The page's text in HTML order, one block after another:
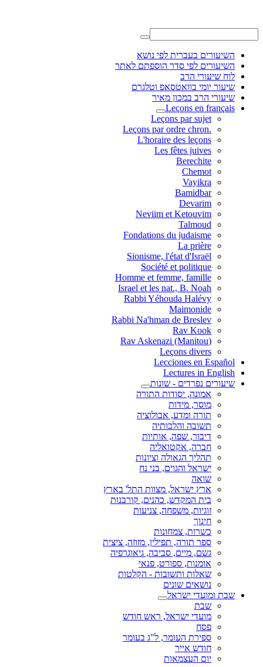
השיעורים בעברית לפי נושא
השיעורים לפי סדר הוספתם לאתר
לוח שיעורי הרב
שיעור יומי בוואטסאפ וטלגרם
שיעורי הרב במכון מאיר
Leçons en français
Leçons par sujet
.Leçons par ordre chron
L'horaire des leçons
Les fêtes juives
Berechite
Chemot
Vayikra
Bamidbar
Devarim
Neviim et Ketouvim
Talmoud
Fondations du judaisme
La prière
Sionisme, l'état d'Israël
Société et politique
Homme et femme, famille
Israel et les nat., B. Noah
Rabbi Yéhouda Halévy
Maimonide
Rabbi Na'hman de Breslev
Rav Kook
(Rav Askenazi (Manitou
Leçons divers
Lecciones en Español
Lectures in English
שיעורים נפרדים - שונות
אמונה, יסודות התורה
מוסר, מידות
תורה ומדע, אבולוציה
תשובה והלכותיה
דיבור, שפה, אותיות
חברה, אקטואליה
תהליך הגאולה וציונות
ישראל והגוים, בני נח
שואה
ארץ ישראל, מצוות התל' בארץ
בית המקדש, כהנים, קורבנות
זוגיות, משפחה, צניעות
חינוך
כשרות, צמחונות
ספר תורה, תפילין, מזוזה, ציצית
גשם, מיים, סביבה, גיאוגרפיה
אומנות, ספורט, פנאי
שאלות ותשובות - הקלטות
נושאים שונים
שבת ומועדי ישראל
שבת
מועדי ישראל, ראש חודש
פסח
ספירת העומר, ל"ג בעומר
חודש אייר
יום העצמאות